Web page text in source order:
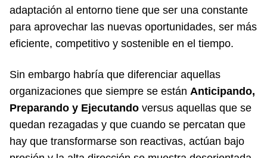
adaptación al entorno tiene que ser una constante
para aprovechar las nuevas oportunidades, ser más
eficiente, competitivo y sostenible en el tiempo.
Sin embargo habría que diferenciar aquellas
organizaciones que siempre se están Anticipando,
Preparando y Ejecutando versus aquellas que se
quedan rezagadas y que cuando se percatan que
hay que transformarse son reactivas, actúan bajo